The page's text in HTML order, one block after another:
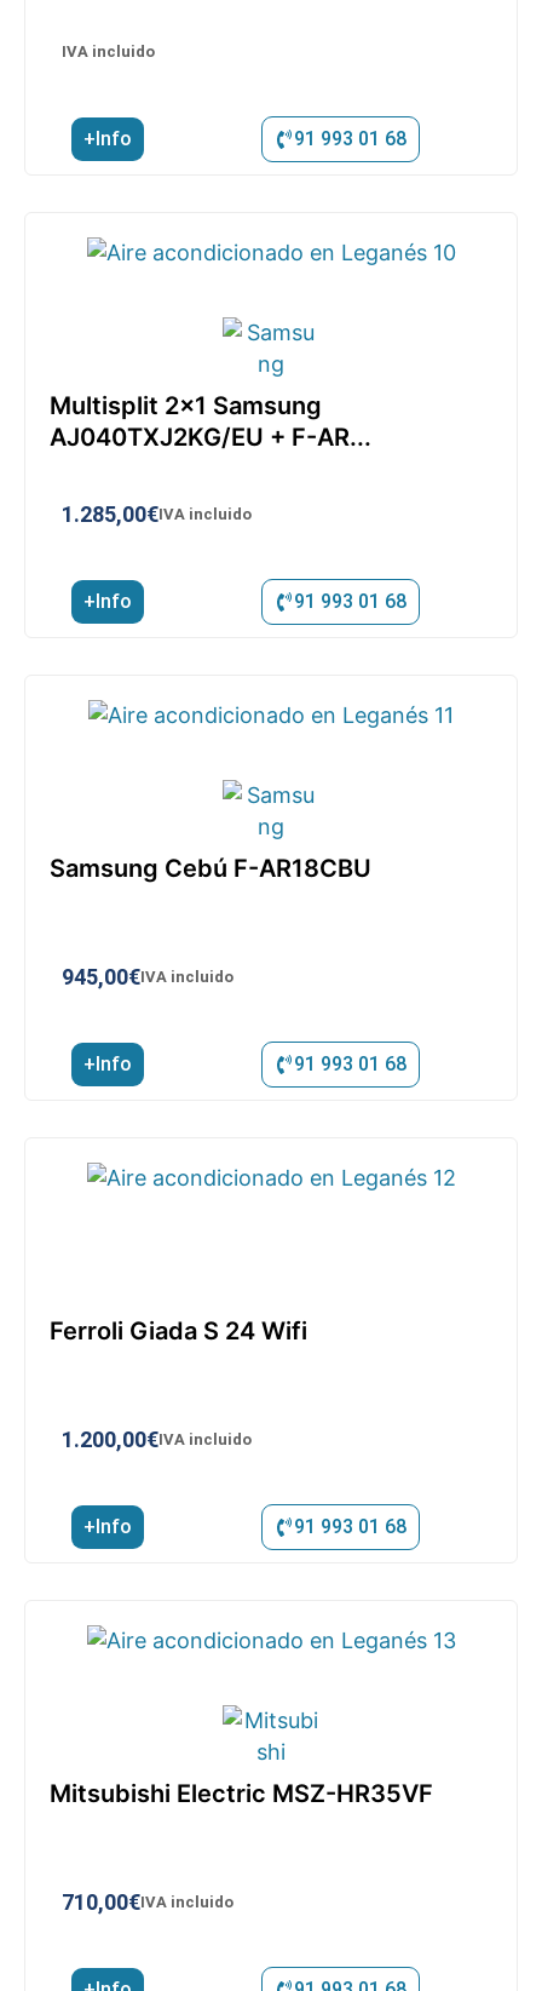
IVA incluido
+Info 91 993 01 68
Multisplit 2×1 Samsung
AJ040TXJ2KG/EU + F-AR...
1.285,00€IVA incluido
+Info 91 993 01 68
Samsung Cebú F-AR18CBU
945,00€IVA incluido
+Info 91 993 01 68
Ferroli Giada S 24 Wifi
1.200,00€IVA incluido
+Info 91 993 01 68
Mitsubishi Electric MSZ-HR35VF
710,00€IVA incluido